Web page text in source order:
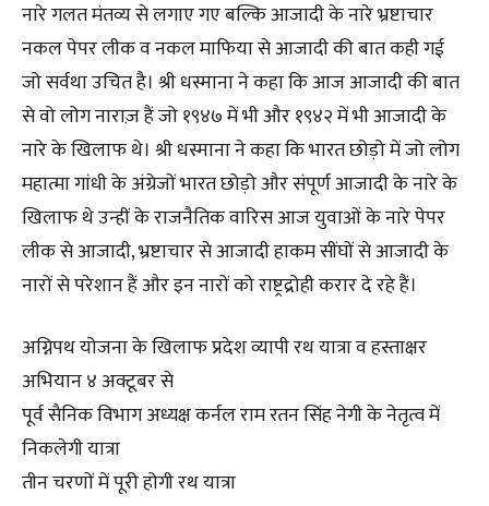
नारे गलत मंतव्य से लगाए गए बल्कि आजादी के नारे भ्रष्टाचार
नकल पेपर लीक व नकल माफिया से आजादी की बात कही गई
जो सर्वथा उचित है। श्री धस्माना ने कहा कि आज आजादी की बात
से वो लोग नाराज़ हैं जो १९४७ में भी और १९४२ में भी आजादी के
नारे के खिलाफ थे। श्री धस्माना ने कहा कि भारत छोड़ो में जो लोग
महात्मा गांधी के अंग्रेजों भारत छोड़ो और संपूर्ण आजादी के नारे के
खिलाफ थे उन्हीं के राजनैतिक वारिस आज युवाओं के नारे पेपर
लीक से आजादी, भ्रष्टाचार से आजादी हाकम सींघों से आजादी के
नारों से परेशान हैं और इन नारों को राष्ट्रद्रोही करार दे रहे हैं।
अग्निपथ योजना के खिलाफ प्रदेश व्यापी रथ यात्रा व हस्ताक्षर
अभियान ४ अक्टूबर से
पूर्व सैनिक विभाग अध्यक्ष कर्नल राम रतन सिंह नेगी के नेतृत्व में
निकलेगी यात्रा
तीन चरणों में पूरी होगी रथ यात्रा